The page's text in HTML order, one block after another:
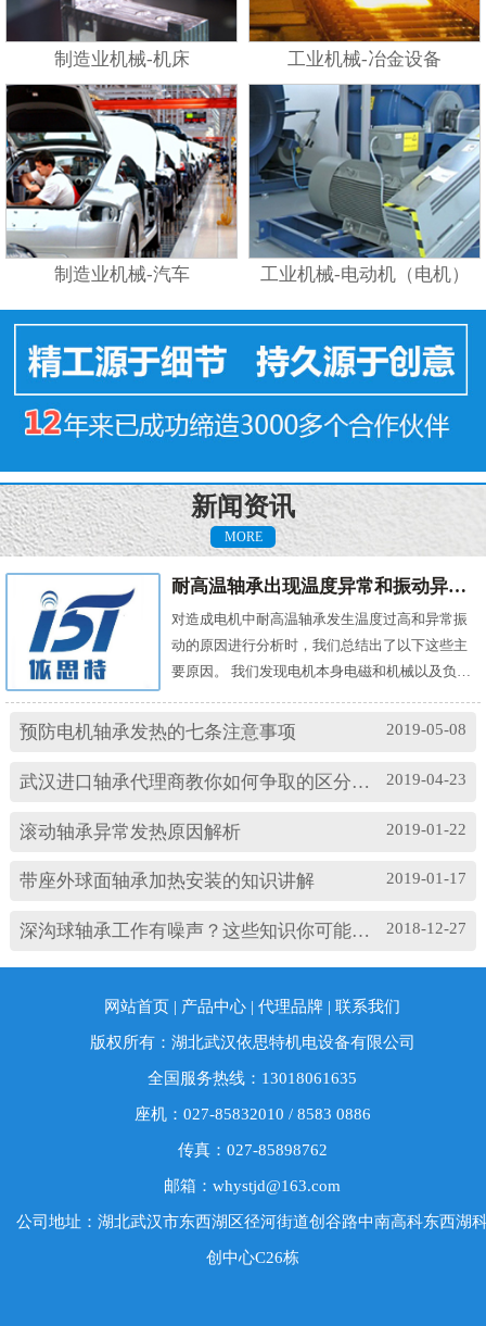
制造业机械-机床 工业机械-冶金设备
制造业机械-汽车 工业机械-电动机（电机）
新闻资讯
MORE
耐高温轴承出现温度异常和振动异常的原因有哪些？
对造成电机中耐高温轴承发生温度过高和异常振
动的原因进行分析时，我们总结出了以下这些主
要原因。 我们发现电机本身电磁和机械以及负载
振动产生影响。其中造成温度过高的原因主要
松；(3)轴承与轴套配合过松；(4)润滑油有杂质；
损坏等。 另外，造成耐高温轴承出现异常振...
2019-05-08
预防电机轴承发热的七条注意事项
2019-04-23
武汉进口轴承代理商教你如何争取的区分高速轴承和低速轴承
2019-01-22
滚动轴承异常发热原因解析
2019-01-17
带座外球面轴承加热安装的知识讲解
2018-12-27
深沟球轴承工作有噪声？这些知识你可能忽略了
网站首页 | 产品中心 |代理品牌 |联系我们
版权所有：湖北武汉依思特机电设备有限公司
全国服务热线：13018061635
座机：027-85832010 / 8583 0886
传真：027-85898762
邮箱：whystjd@163.com
公司地址：湖北武汉市东西湖区径河街道创谷路中南高科东西湖
创中心C26栋